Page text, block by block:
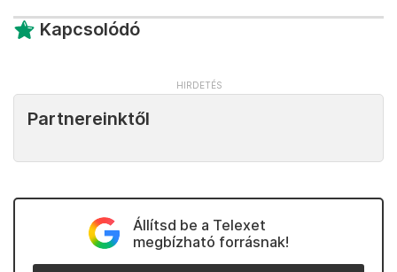
Kapcsolódó
Partnereinktől
Állítsd be a Telexet
megbízható forrásnak!